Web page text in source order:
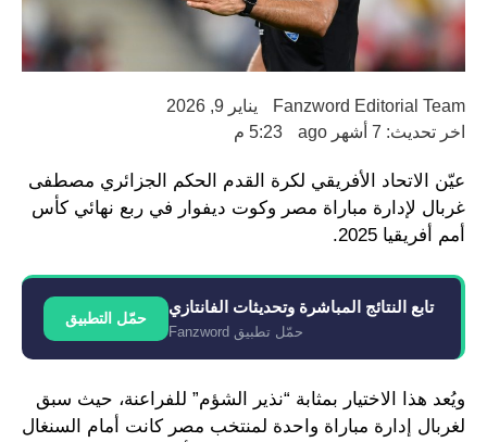
Fanzword Editorial Team
يناير 9, 2026
اخر تحديث: 7 أشهر ago
5:23 م
عيّن الاتحاد الأفريقي لكرة القدم الحكم الجزائري مصطفى
غربال لإدارة مباراة مصر وكوت ديفوار في ربع نهائي كأس
أمم أفريقيا 2025.
تابع النتائج المباشرة وتحديثات الفانتازي
حمّل تطبيق Fanzword
حمّل التطبيق
ويُعد هذا الاختيار بمثابة “نذير الشؤم” للفراعنة، حيث سبق
لغربال إدارة مباراة واحدة لمنتخب مصر كانت أمام السنغال